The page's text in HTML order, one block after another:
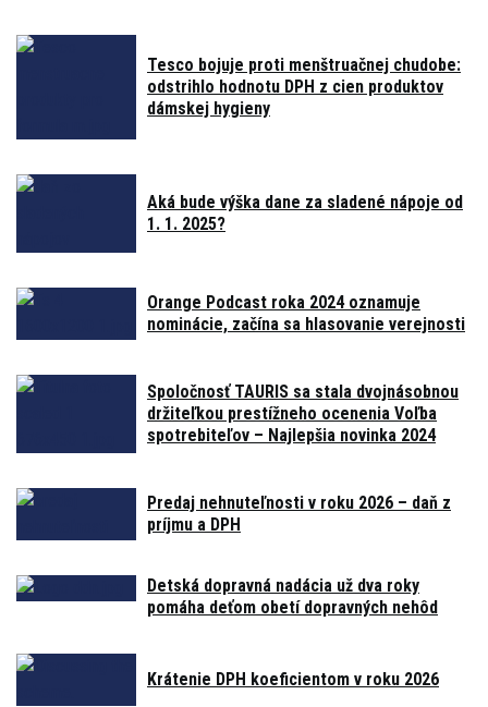
Tesco bojuje proti menštruačnej chudobe:
odstrihlo hodnotu DPH z cien produktov
dámskej hygieny
Aká bude výška dane za sladené nápoje od
1. 1. 2025?
Orange Podcast roka 2024 oznamuje
nominácie, začína sa hlasovanie verejnosti
Spoločnosť TAURIS sa stala dvojnásobnou
držiteľkou prestížneho ocenenia Voľba
spotrebiteľov – Najlepšia novinka 2024
Predaj nehnuteľnosti v roku 2026 – daň z
príjmu a DPH
Detská dopravná nadácia už dva roky
pomáha deťom obetí dopravných nehôd
Krátenie DPH koeficientom v roku 2026